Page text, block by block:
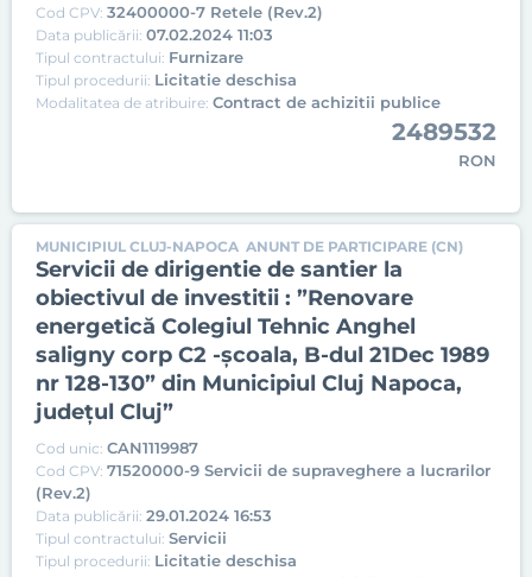
Cod CPV: 32400000-7 Retele (Rev.2)
Data publicării: 07.02.2024 11:03
Tipul contractului: Furnizare
Tipul procedurii: Licitatie deschisa
Modalitatea de atribuire: Contract de achizitii publice
2489532
RON
MUNICIPIUL CLUJ-NAPOCA ANUNT DE PARTICIPARE (CN)
Servicii de dirigentie de santier la
obiectivul de investitii : ”Renovare
energetică Colegiul Tehnic Anghel
saligny corp C2 -școala, B-dul 21Dec 1989
nr 128-130” din Municipiul Cluj Napoca,
județul Cluj”
Cod unic: CAN1119987
Cod CPV: 71520000-9 Servicii de supraveghere a lucrarilor
(Rev.2)
Data publicării: 29.01.2024 16:53
Tipul contractului: Servicii
Tipul procedurii: Licitatie deschisa